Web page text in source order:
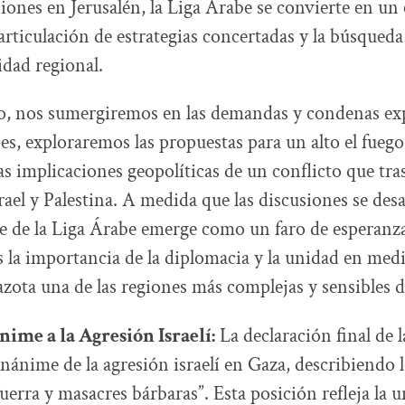
en Jerusalén, la Liga Árabe se convierte en un
de estrategias concertadas y la
regional.
nos sumergiremos en las demandas y condenas
exploraremos las propuestas para un alto el
implicaciones geopolíticas de un conflicto que
y Palestina. A medida que las discusiones se
de la Liga Árabe emerge como un faro de
la importancia de la diplomacia y la unidad en
una de las regiones más complejas y sensibles
a la Agresión Israelí:La declaración final de
de la agresión israelí en Gaza, describiendo
y masacres bárbaras”. Esta posición refleja la